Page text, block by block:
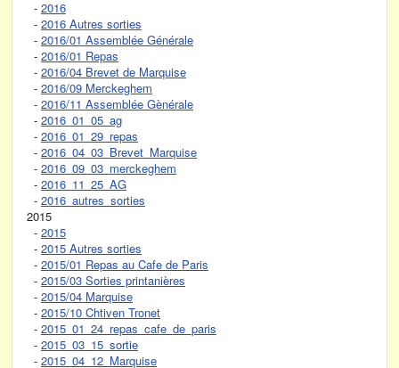
- 2016
- 2016 Autres sorties
- 2016/01 Assemblée Générale
- 2016/01 Repas
- 2016/04 Brevet de Marquise
- 2016/09 Merckeghem
- 2016/11 Assemblée Gènérale
- 2016_01_05_ag
- 2016_01_29_repas
- 2016_04_03_Brevet_Marquise
- 2016_09_03_merckeghem
- 2016_11_25_AG
- 2016_autres_sorties
2015
- 2015
- 2015 Autres sorties
- 2015/01 Repas au Cafe de Paris
- 2015/03 Sorties printanières
- 2015/04 Marquise
- 2015/10 Chtiven Tronet
- 2015_01_24_repas_cafe_de_paris
- 2015_03_15_sortie
- 2015_04_12_Marquise